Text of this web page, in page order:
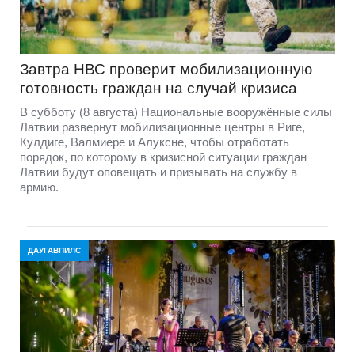
Завтра НВС проверит мобилизационную
готовность граждан на случай кризиса
В субботу (8 августа) Национальные вооружённые силы
Латвии развернут мобилизационные центры в Риге,
Кулдиге, Валмиере и Алуксне, чтобы отработать
порядок, по которому в кризисной ситуации граждан
Латвии будут оповещать и призывать на службу в
армию.
ДАУГАВПИЛС